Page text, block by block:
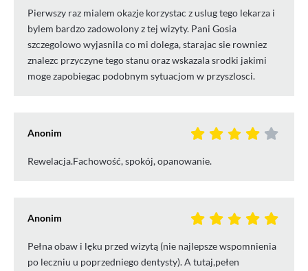
Pierwszy raz mialem okazje korzystac z uslug tego lekarza i
bylem bardzo zadowolony z tej wizyty. Pani Gosia
szczegolowo wyjasnila co mi dolega, starajac sie rowniez
znalezc przyczyne tego stanu oraz wskazala srodki jakimi
moge zapobiegac podobnym sytuacjom w przyszlosci.
Anonim
Rewelacja.Fachowość, spokój, opanowanie.
Anonim
Pełna obaw i lęku przed wizytą (nie najlepsze wspomnienia
po leczniu u poprzedniego dentysty). A tutaj,pełen